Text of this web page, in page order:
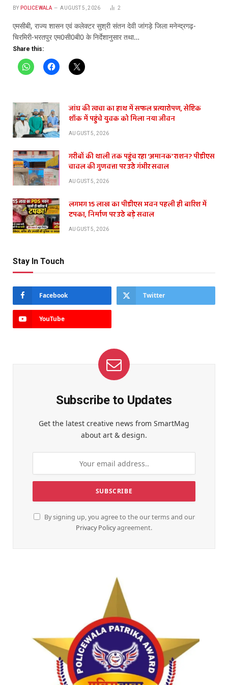
BY POLICEWALA AUGUST 5, 2026 2
एमसीबी, राज्य शासन एवं कलेक्टर सुश्री संतन देवी जांगड़े जिला मनेन्द्रगढ़-
चिरमिरी-भरतपुर एम0सी0बी0 के निर्देशानुसार तथा…
Share this:
जांघ की त्वचा का हाथ में सफल प्रत्यारोपण, सेप्टिक
शॉक में पहुंचे युवक को मिला नया जीवन
AUGUST 5, 2026
गरीबों की थाली तक पहुंच रहा ‘अमानक’ राशन? पीडीएस
चावल की गुणवत्ता पर उठे गंभीर सवाल
AUGUST 5, 2026
लगभग 15 लाख का पीडीएस भवन पहली ही बारिश में
टपका, निर्माण पर उठे बड़े सवाल
AUGUST 5, 2026
Stay In Touch
Facebook Twitter
YouTube
Subscribe to Updates
Get the latest creative news from SmartMag
about art & design.
By signing up, you agree to the our terms and our
Privacy Policyagreement.